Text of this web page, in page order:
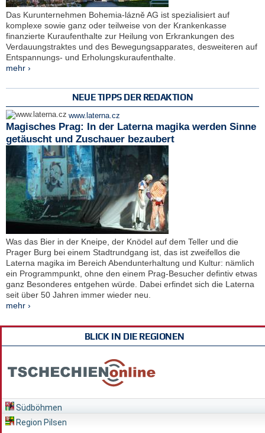
Das Kurunternehmen Bohemia-lázně AG ist spezialisiert auf
komplexe sowie ganz oder teilweise von der Krankenkasse
finanzierte Kuraufenthalte zur Heilung von Erkrankungen des
Verdauungstraktes und des Bewegungsapparates, desweiteren auf
Entspannungs- und Erholungskuraufenthalte.
mehr ›
NEUE TIPPS DER REDAKTION
www.laterna.cz
Magisches Prag: In der Laterna magika werden Sinne
getäuscht und Zuschauer bezaubert
Was das Bier in der Kneipe, der Knödel auf dem Teller und die
Prager Burg bei einem Stadtrundgang ist, das ist zweifellos die
Laterna magika im Bereich Abendunterhaltung und Kultur: nämlich
ein Programmpunkt, ohne den einem Prag-Besucher defintiv etwas
ganz Besonderes entgehen würde. Dabei erfindet sich die Laterna
seit über 50 Jahren immer wieder neu.
mehr ›
BLICK IN DIE REGIONEN
Südböhmen
Region Pilsen